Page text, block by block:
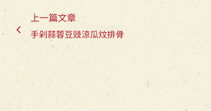
上一篇文章
手剁蒜蓉豆豉涼瓜炆排骨